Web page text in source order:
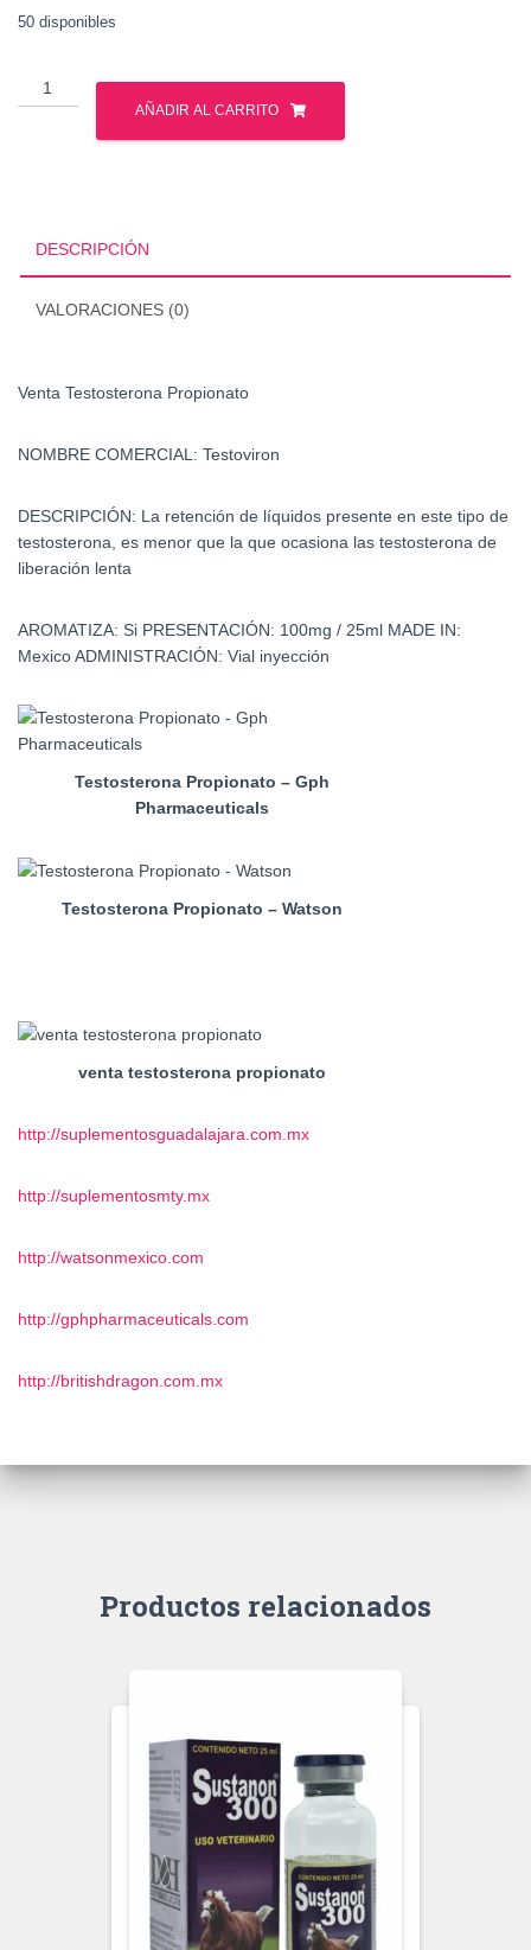
50 disponibles
Venta
Testosterona
Propionato
AÑADIR AL CARRITO
DESCRIPCIÓN
VALORACIONES (0)
Venta Testosterona Propionato
NOMBRE COMERCIAL: Testoviron
DESCRIPCIÓN: La retención de líquidos presente en este tipo de
testosterona, es menor que la que ocasiona las testosterona de
liberación lenta
AROMATIZA: Si PRESENTACIÓN: 100mg / 25ml MADE IN:
MexicoADMINISTRACIÓN: Vial inyección
Testosterona Propionato – Gph
Pharmaceuticals
Testosterona Propionato – Watson
venta testosterona propionato
http://suplementosguadalajara.com.mx
http://suplementosmty.mx
http://watsonmexico.com
http://gphpharmaceuticals.com
http://britishdragon.com.mx
Productos relacionados